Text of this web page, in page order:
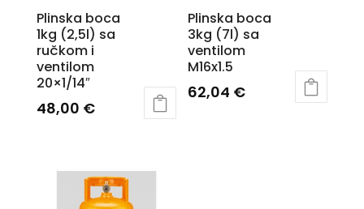
Plinska boca
1kg (2,5l) sa
ručkom i
ventilom
20×1/14″
48,00 €
Plinska boca
3kg (7l) sa
ventilom
M16x1.5
62,04 €